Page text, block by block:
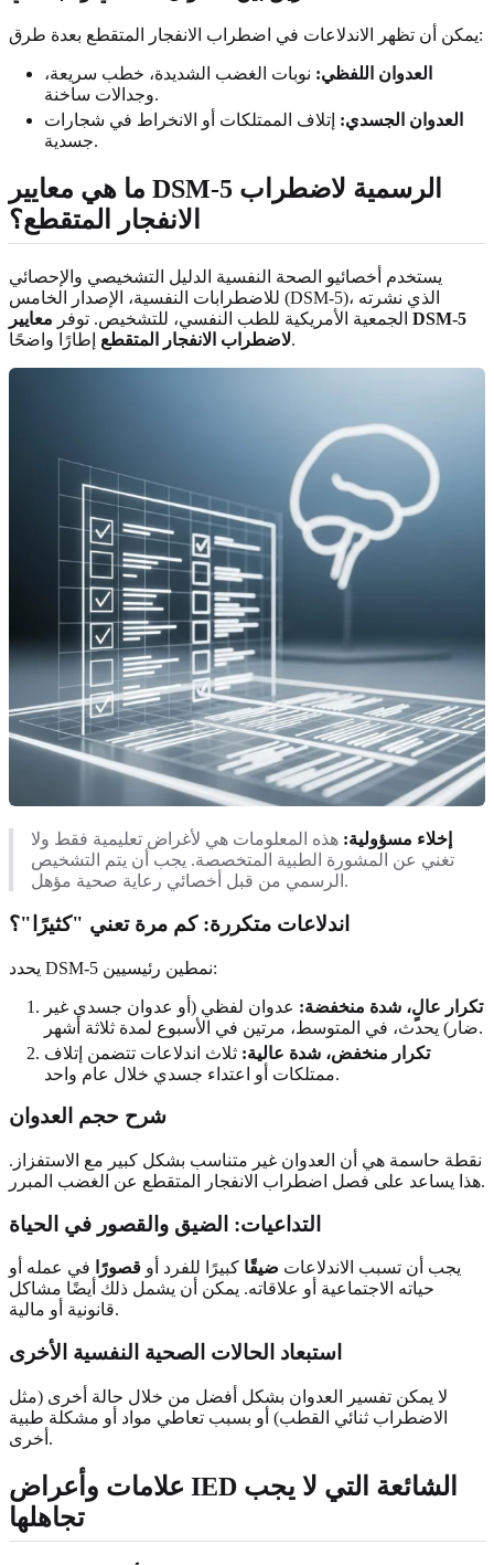
يمكن أن تظهر الاندلاعات في اضطراب الانفجار المتقطع بعدة طرق:
العدوان اللفظي: نوبات الغضب الشديدة، خطب سريعة،
وجدالات ساخنة.
العدوان الجسدي: إتلاف الممتلكات أو الانخراط في شجارات
جسدية.
ما هي معايير DSM-5 الرسمية لاضطراب
الانفجار المتقطع؟
يستخدم أخصائيو الصحة النفسية الدليل التشخيصي والإحصائي
للاضطرابات النفسية، الإصدار الخامس (DSM-5)، الذي نشرته
الجمعية الأمريكية للطب النفسي، للتشخيص. توفر معايير DSM-5
لاضطراب الانفجار المتقطعإطارًا واضحًا.
إخلاء مسؤولية: هذه المعلومات هي لأغراض تعليمية فقط ولا
تغني عن المشورة الطبية المتخصصة. يجب أن يتم التشخيص
الرسمي من قبل أخصائي رعاية صحية مؤهل.
اندلاعات متكررة: كم مرة تعني "كثيرًا"؟
يحدد DSM-5 نمطين رئيسيين:
تكرار عالٍ، شدة منخفضة: عدوان لفظي (أو عدوان جسدي غير
ضار) يحدث، في المتوسط، مرتين في الأسبوع لمدة ثلاثة أشهر.
تكرار منخفض، شدة عالية: ثلاث اندلاعات تتضمن إتلاف
ممتلكات أو اعتداء جسدي خلال عام واحد.
شرح حجم العدوان
نقطة حاسمة هي أن العدوان غير متناسب بشكل كبير مع الاستفزاز.
هذا يساعد على فصل اضطراب الانفجار المتقطع عن الغضب المبرر.
التداعيات: الضيق والقصور في الحياة
يجب أن تسبب الاندلاعات ضيقًا كبيرًا للفرد أو قصورًا
في عمله أو
حياته الاجتماعية أو علاقاته. يمكن أن يشمل ذلك أيضًا مشاكل
قانونية أو مالية.
استبعاد الحالات الصحية النفسية الأخرى
لا يمكن تفسير العدوان بشكل أفضل من خلال حالة أخرى (مثل
الاضطراب ثنائي القطب) أو بسبب تعاطي مواد أو مشكلة طبية
أخرى.
علامات وأعراض IED الشائعة التي لا يجب
تجاهلها